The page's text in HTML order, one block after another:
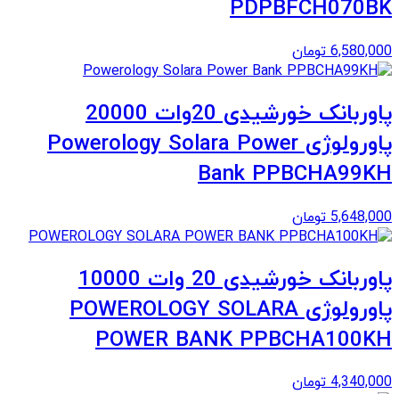
PDPBFCH070BK
6,580,000 تومان
پاوربانک خورشیدی 20وات 20000
پاورولوژی Powerology Solara Power
Bank PPBCHA99KH
5,648,000 تومان
پاوربانک خورشیدی 20 وات 10000
پاورولوژی POWEROLOGY SOLARA
POWER BANK PPBCHA100KH
4,340,000 تومان